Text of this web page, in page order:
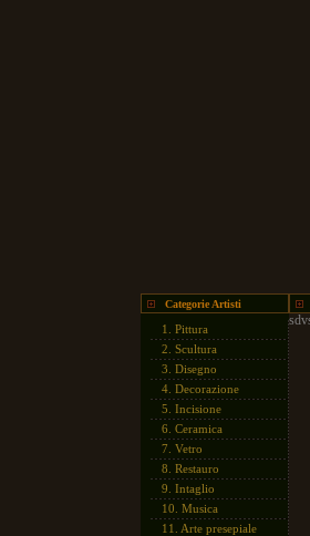
Categorie Artisti
1. Pittura
2. Scultura
3. Disegno
4. Decorazione
5. Incisione
6. Ceramica
7. Vetro
8. Restauro
9. Intaglio
10. Musica
11. Arte presepiale